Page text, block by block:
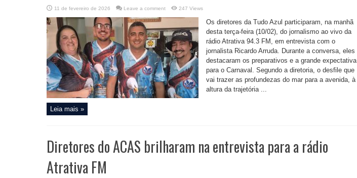
11 de fevereiro de 2026 Leave a comment 247 Views
Os diretores da Tudo Azul participaram, na manhã
desta terça-feira (10/02), do jornalismo ao vivo da
rádio Atrativa 94.3 FM, em entrevista com o
jornalista Ricardo Arruda. Durante a conversa, eles
destacaram os preparativos e a grande expectativa
para o Carnaval. Segundo a diretoria, o desfile que
vai trazer as profundezas do mar para a avenida, à
altura da trajetória ...
Leia mais »
Diretores do ACAS brilharam na entrevista para a rádio
Atrativa FM